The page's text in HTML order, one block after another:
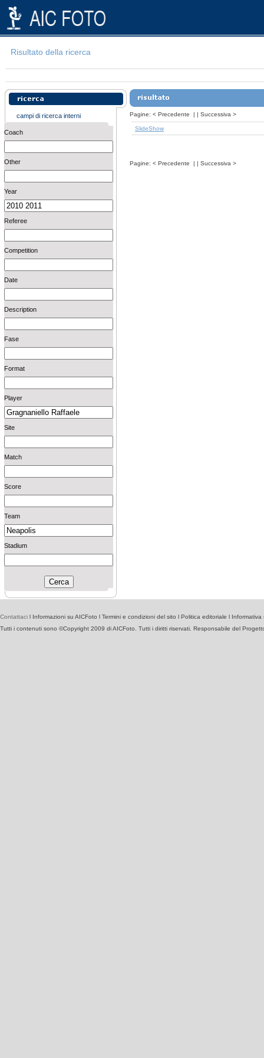
Risultato della ricerca
campi di ricerca interni
Coach
Other
Year
Referee
Competition
Date
Description
Fase
Format
Player
Site
Match
Score
Team
Stadium
Pagine: < Precedente | | Successiva >
SlideShow
Pagine: < Precedente | | Successiva >
Contattaci l Informazioni su AICFoto l Termini e condizioni del sito l Politica editoriale l Informativa
Tutti i contenuti sono ©Copyright 2009 di AICFoto. Tutti i diritti riservati. Responsabile del